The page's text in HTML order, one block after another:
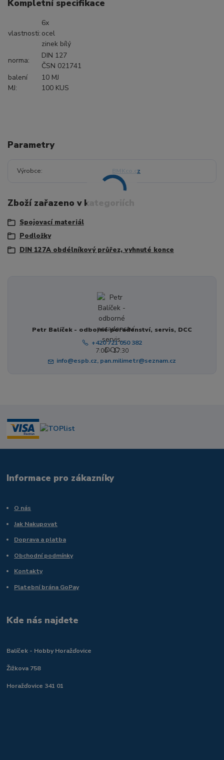
Kompletní specifikace
vlastnosti:
6x
ocel
zinek bílý
norma:
DIN 127
ČSN 021741
balení
MJ:
10 MJ
100 KUS
Parametry
Výrobce BMKco.cz
Zboží zařazeno v kategoriích
Spojovací materiál
Podložky
DIN 127A obdélníkový průřez, vyhnuté konce
Petr Balíček - odborné poradenství, servis, DCC
+420 721 050 382
7:00 - 17:30
info@espb.cz, pan.milimetr@seznam.cz
Informace pro zákazníky
O nás
Jak Nakupovat
Doprava a platba
Obchodní podmínky
Kontakty
Platební brána GoPay
Kde nás najdete
Balíček - Hobby Horažďovice
Žižkova 758
Horažďovice 341 01